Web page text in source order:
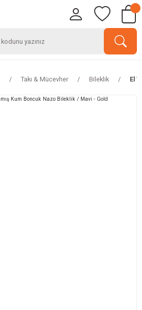
Takı & Mücevher Bileklik El